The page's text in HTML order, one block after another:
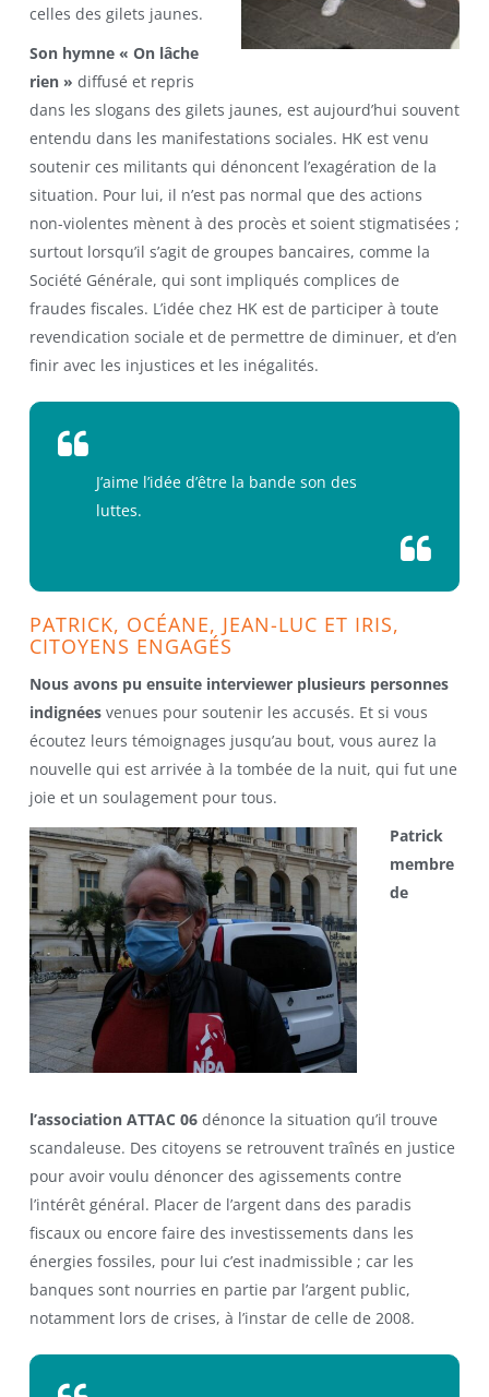
celles des gilets jaunes.
Son hymne « On lâche
rien » diffusé et repris
dans les slogans des gilets jaunes, est aujourd’hui souvent
entendu dans les manifestations sociales. HK est venu
soutenir ces militants qui dénoncent l’exagération de la
situation. Pour lui, il n’est pas normal que des actions
non-violentes mènent à des procès et soient stigmatisées ;
surtout lorsqu’il s’agit de groupes bancaires, comme la
Société Générale, qui sont impliqués complices de
fraudes fiscales. L’idée chez HK est de participer à toute
revendication sociale et de permettre de diminuer, et d’en
finir avec les injustices et les inégalités.
J’aime l’idée d’être la bande son des
luttes.
PATRICK, OCÉANE, JEAN-LUC ET IRIS,
CITOYENS ENGAGÉS
Nous avons pu ensuite interviewer plusieurs personnes
indignéesvenues pour soutenir les accusés. Et si vous
écoutez leurs témoignages jusqu’au bout, vous aurez la
nouvelle qui est arrivée à la tombée de la nuit, qui fut une
joie et un soulagement pour tous.
Patrick
membre
de
l’association ATTAC 06 dénonce la situation qu’il trouve
scandaleuse. Des citoyens se retrouvent traînés en justice
pour avoir voulu dénoncer des agissements contre
l’intérêt général. Placer de l’argent dans des paradis
fiscaux ou encore faire des investissements dans les
énergies fossiles, pour lui c’est inadmissible ; car les
banques sont nourries en partie par l’argent public,
notamment lors de crises, à l’instar de celle de 2008.